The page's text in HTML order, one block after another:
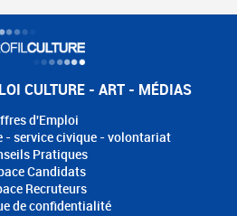
CULTURE - ART - MÉDIAS
d'Emploi
- service civique - volontariat
Pratiques
Candidats
Recruteurs
de confidentialité